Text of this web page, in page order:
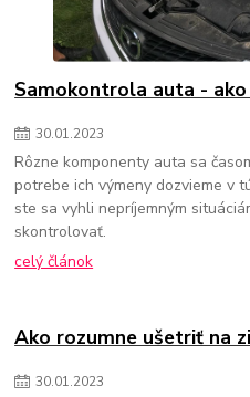
Samokontrola auta -
30.01.2023
Rôzne komponenty auta sa
potrebe ich výmeny dozvieme v
ste sa vyhli nepríjemným
skontrolovať.
celý článok
Ako rozumne ušetriť na
30.01.2023